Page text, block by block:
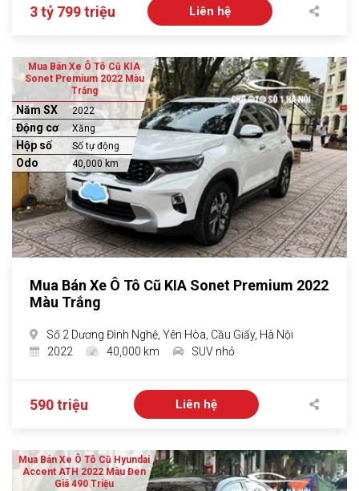
3 tỷ 799 triệu Liên hệ
Mua Bán Xe Ô Tô Cũ KIA
Sonet Premium 2022 Màu
Trắng
Năm SX 2022
Động cơ Xăng
Hộp số Số tự động
Odo 40,000 km
Mua Bán Xe Ô Tô Cũ KIA Sonet Premium 2022
Màu Trắng
Số 2 Dương Đình Nghệ, Yên Hòa, Cầu Giấy, Hà Nội
2022
40,000 km SUV nhỏ
590 triệu Liên hệ
Mua Bán Xe Ô Tô Cũ Hyundai
Accent ATH 2022 Màu Đen
Giá 490 Triệu